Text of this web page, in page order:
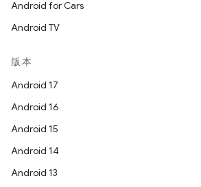
Android for Cars
Android TV
版本
Android 17
Android 16
Android 15
Android 14
Android 13